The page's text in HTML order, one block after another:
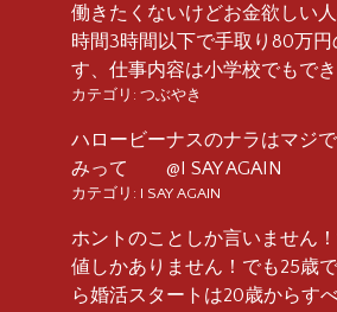
働きたくないけどお金欲しい
時間3時間以下で手取り80万円
す、仕事内容は小学校でもでき
カテゴリ: つぶやき
ハロービーナスのナラはマジ
みって @I SAY AGAIN
カテゴリ: I SAY AGAIN
ホントのことしか言いません
値しかありません！でも25歳
ら婚活スタートは20歳からす